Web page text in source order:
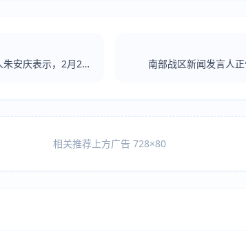
安庆表示，2月25
南部战区新闻发言人
相关推荐上方广告 728×80